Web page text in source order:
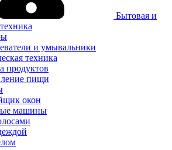
Бытовая и
и умывальники
техника
продуктов
пищи
окон
машины